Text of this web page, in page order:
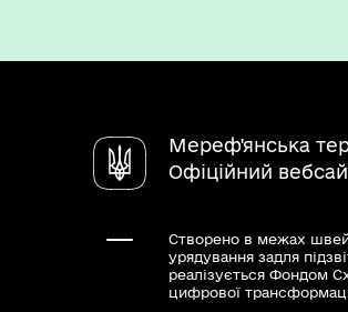
Мереф'янська
Офіційний
Створено в межах
урядування задля
реалізується Фондом
цифрової